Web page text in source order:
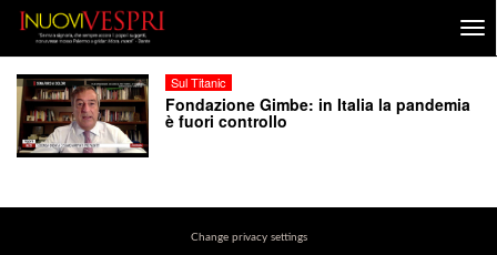
Sul Titanic
Fondazione Gimbe: in Italia la pandemia
è fuori controllo
Change privacy settings